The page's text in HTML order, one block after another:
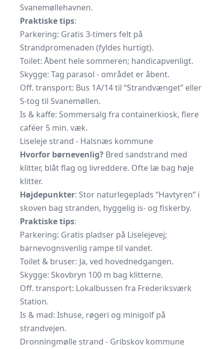
Svanemøllehavnen.
Praktiske tips:
Parkering: Gratis 3-timers felt på
Strandpromenaden (fyldes hurtigt).
Toilet: Åbent hele sommeren; handicapvenligt.
Skygge: Tag parasol - området er åbent.
Off. transport: Bus 1A/14 til “Strandvænget” eller
S-tog til Svanemøllen.
Is & kaffe: Sommersalg fra containerkiosk, flere
caféer 5 min. væk.
Liseleje strand - Halsnæs kommune
Hvorfor børnevenlig? Bred sandstrand med
klitter, blåt flag og livreddere. Ofte læ bag høje
klitter.
Højdepunkter: Stor naturlegeplads “Havtyren” i
skoven bag stranden, hyggelig is- og fiskerby.
Praktiske tips:
Parkering: Gratis pladser på Liselejevej;
barnevognsvenlig rampe til vandet.
Toilet & bruser: Ja, ved hovednedgangen.
Skygge: Skovbryn 100 m bag klitterne.
Off. transport: Lokalbussen fra Frederiksværk
Station.
Is & mad: Ishuse, røgeri og minigolf på
strandvejen.
Dronningmølle strand - Gribskov kommune